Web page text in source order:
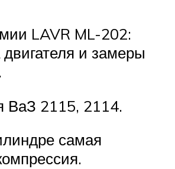
LAVR ML-202:
двигателя и замеры
ВаЗ 2115, 2114.
самая